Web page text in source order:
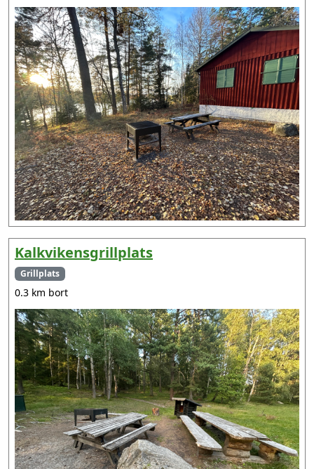
Kalkvikensgrillplats
Grillplats
0.3 km bort